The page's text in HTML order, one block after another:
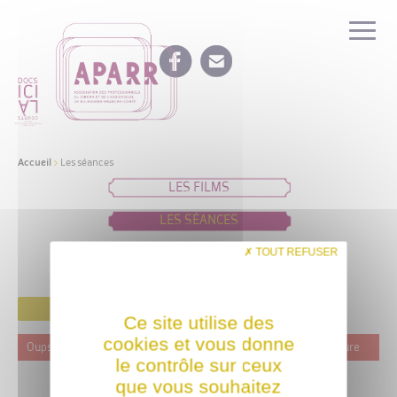
Accueil > Les séances
LES FILMS
LES SÉANCES
IDÉES DE PROGRAMMATION
Oups ! Ce film n'est programmé actuellement dans aucune structure
Ce site utilise des
cookies et vous donne
le contrôle sur ceux
que vous souhaitez
TOUT REFUSER